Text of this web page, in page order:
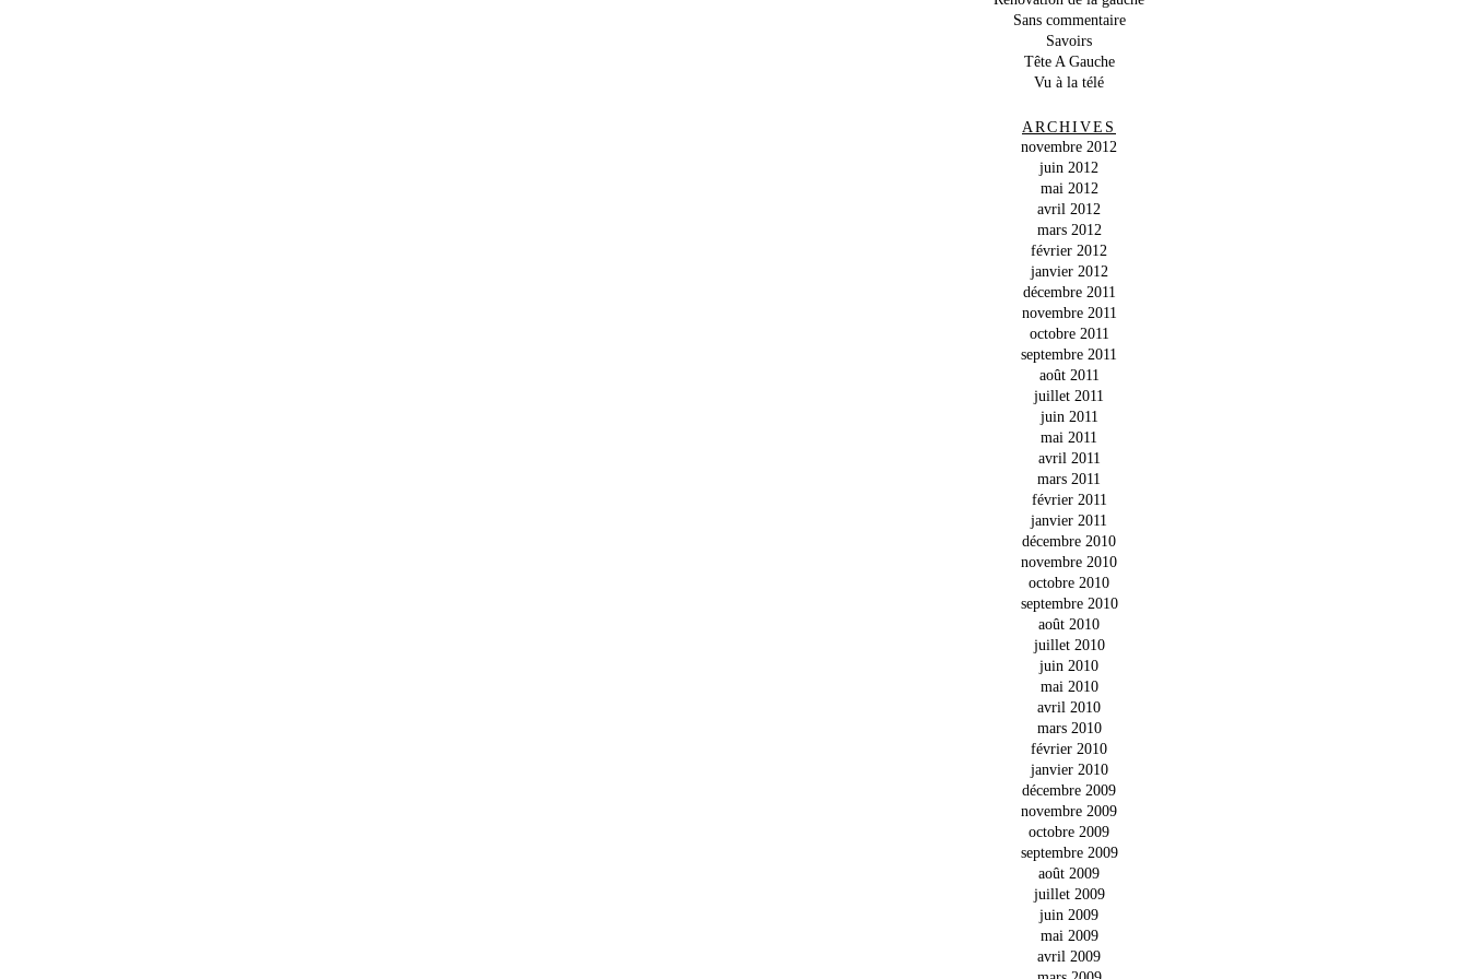
Sans commentaire
Savoirs
Tête A Gauche
Vu à la télé
ARCHIVES
novembre 2012
juin 2012
mai 2012
avril 2012
mars 2012
février 2012
janvier 2012
décembre 2011
novembre 2011
octobre 2011
septembre 2011
août 2011
juillet 2011
juin 2011
mai 2011
avril 2011
mars 2011
février 2011
janvier 2011
décembre 2010
novembre 2010
octobre 2010
septembre 2010
août 2010
juillet 2010
juin 2010
mai 2010
avril 2010
mars 2010
février 2010
janvier 2010
décembre 2009
novembre 2009
octobre 2009
septembre 2009
août 2009
juillet 2009
juin 2009
mai 2009
avril 2009